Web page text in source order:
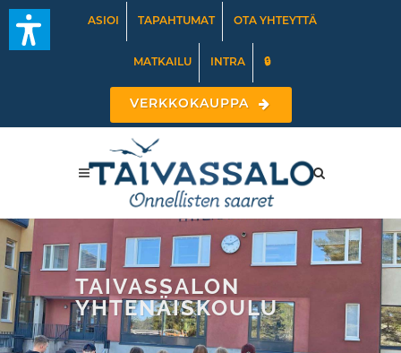
ASIOI TAPAHTUMAT OTA YHTEYTTÄ
MATKAILU INTRA 🔒
VERKKOKAUPPA
TAIVASSALON
YHTENÄISKOULU